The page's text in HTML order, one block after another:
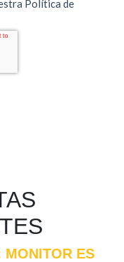
MONITOR ES